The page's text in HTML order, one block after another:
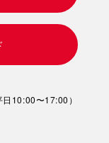
日10:00〜17:00）